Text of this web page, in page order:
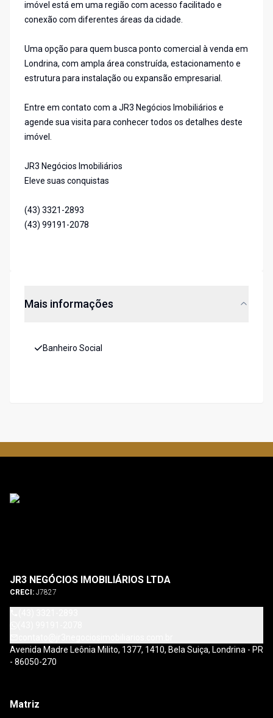
imóvel está em uma região com acesso facilitado e
conexão com diferentes áreas da cidade.
Uma opção para quem busca ponto comercial à venda em
Londrina, com ampla área construída, estacionamento e
estrutura para instalação ou expansão empresarial.
Entre em contato com a JR3 Negócios Imobiliários e
agende sua visita para conhecer todos os detalhes deste
imóvel.
JR3 Negócios Imobiliários
Eleve suas conquistas
(43) 3321-2893
(43) 99191-2078
Mais informações
Banheiro Social
JR3 NEGÓCIOS IMOBILIÁRIOS LTDA
CRECI: J7827
Avenida Madre Leônia Milito, 1377, 1410, Bela Suiça, Londrina - PR
- 86050-270
Matriz